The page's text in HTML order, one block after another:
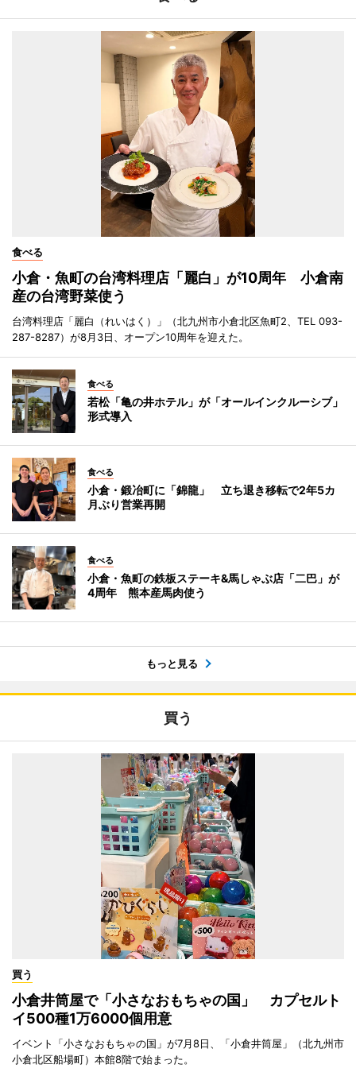
食べる
小倉・魚町の台湾料理店「麗白」が10周年 小倉南
産の台湾野菜使う
台湾料理店「麗白（れいはく）」（北九州市小倉北区魚町2、TEL 093-
287-8287）が8月3日、オープン10周年を迎えた。
食べる
若松「亀の井ホテル」が「オールインクルーシブ」
形式導入
食べる
小倉・鍛冶町に「錦龍」 立ち退き移転で2年5カ
月ぶり営業再開
食べる
小倉・魚町の鉄板ステーキ&馬しゃぶ店「二巴」が
4周年 熊本産馬肉使う
もっと見る
買う
買う
小倉井筒屋で「小さなおもちゃの国」 カプセルト
イ500種1万6000個用意
イベント「小さなおもちゃの国」が7月8日、「小倉井筒屋」（北九州市
小倉北区船場町）本館8階で始まった。